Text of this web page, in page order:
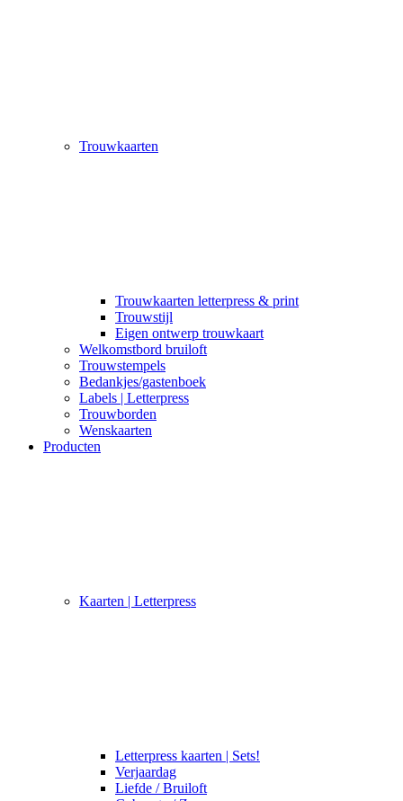
Trouwkaarten
Trouwkaarten letterpress & print
Trouwstijl
Eigen ontwerp trouwkaart
Welkomstbord bruiloft
Trouwstempels
Bedankjes/gastenboek
Labels | Letterpress
Trouwborden
Wenskaarten
Producten
Kaarten | Letterpress
Letterpress kaarten | Sets!
Verjaardag
Liefde / Bruiloft